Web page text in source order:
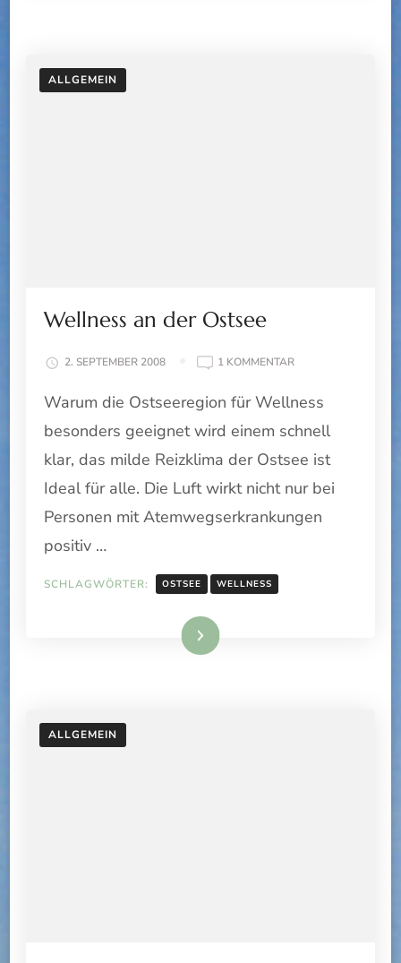
ALLGEMEIN
Wellness an der Ostsee
2. SEPTEMBER 2008 1 KOMMENTARZU
AN
OSTSEE
Warum die Ostseeregion für Wellness
besonders geeignet wird einem schnell
klar, das milde Reizklima der Ostsee ist
Ideal für alle. Die Luft wirkt nicht nur bei
Personen mit Atemwegserkrankungen
positiv …
SCHLAGWÖRTER: OSTSEE WELLNESS
Weiterlesen
ALLGEMEIN